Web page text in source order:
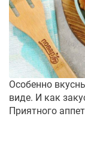
Особенно
виде. И как
Приятного